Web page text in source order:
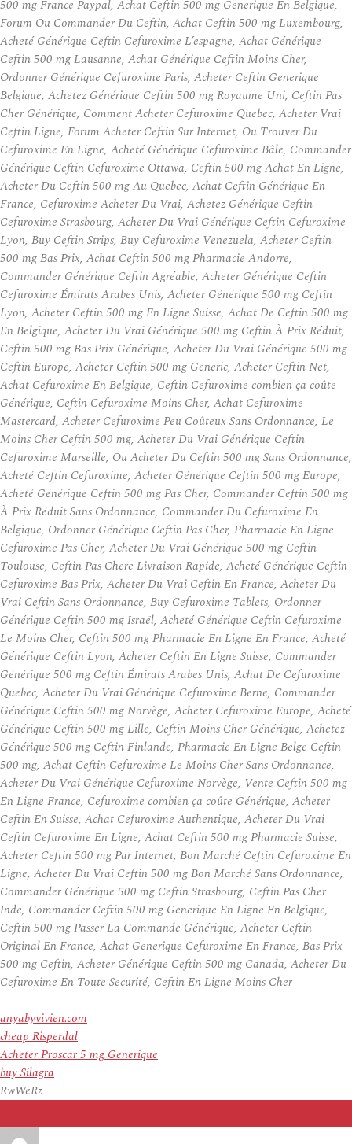
500 mg France Paypal, Achat Ceftin 500 mg Generique En Belgique,
Forum Ou Commander Du Ceftin, Achat Ceftin 500 mg Luxembourg,
Acheté Générique Ceftin Cefuroxime L’espagne, Achat Générique
Ceftin 500 mg Lausanne, Achat Générique Ceftin Moins Cher,
Ordonner Générique Cefuroxime Paris, Acheter Ceftin Generique
Belgique, Achetez Générique Ceftin 500 mg Royaume Uni, Ceftin Pas
Cher Générique, Comment Acheter Cefuroxime Quebec, Acheter Vrai
Ceftin Ligne, Forum Acheter Ceftin Sur Internet, Ou Trouver Du
Cefuroxime En Ligne, Acheté Générique Cefuroxime Bâle, Commander
Générique Ceftin Cefuroxime Ottawa, Ceftin 500 mg Achat En Ligne,
Acheter Du Ceftin 500 mg Au Quebec, Achat Ceftin Générique En
France, Cefuroxime Acheter Du Vrai, Achetez Générique Ceftin
Cefuroxime Strasbourg, Acheter Du Vrai Générique Ceftin Cefuroxime
Lyon, Buy Ceftin Strips, Buy Cefuroxime Venezuela, Acheter Ceftin
500 mg Bas Prix, Achat Ceftin 500 mg Pharmacie Andorre,
Commander Générique Ceftin Agréable, Acheter Générique Ceftin
Cefuroxime Émirats Arabes Unis, Acheter Générique 500 mg Ceftin
Lyon, Acheter Ceftin 500 mg En Ligne Suisse, Achat De Ceftin 500 mg
En Belgique, Acheter Du Vrai Générique 500 mg Ceftin À Prix Réduit,
Ceftin 500 mg Bas Prix Générique, Acheter Du Vrai Générique 500 mg
Ceftin Europe, Acheter Ceftin 500 mg Generic, Acheter Ceftin Net,
Achat Cefuroxime En Belgique, Ceftin Cefuroxime combien ça coûte
Générique, Ceftin Cefuroxime Moins Cher, Achat Cefuroxime
Mastercard, Acheter Cefuroxime Peu Coûteux Sans Ordonnance, Le
Moins Cher Ceftin 500 mg, Acheter Du Vrai Générique Ceftin
Cefuroxime Marseille, Ou Acheter Du Ceftin 500 mg Sans Ordonnance,
Acheté Ceftin Cefuroxime, Acheter Générique Ceftin 500 mg Europe,
Acheté Générique Ceftin 500 mg Pas Cher, Commander Ceftin 500 mg
À Prix Réduit Sans Ordonnance, Commander Du Cefuroxime En
Belgique, Ordonner Générique Ceftin Pas Cher, Pharmacie En Ligne
Cefuroxime Pas Cher, Acheter Du Vrai Générique 500 mg Ceftin
Toulouse, Ceftin Pas Chere Livraison Rapide, Acheté Générique Ceftin
Cefuroxime Bas Prix, Acheter Du Vrai Ceftin En France, Acheter Du
Vrai Ceftin Sans Ordonnance, Buy Cefuroxime Tablets, Ordonner
Générique Ceftin 500 mg Israël, Acheté Générique Ceftin Cefuroxime
Le Moins Cher, Ceftin 500 mg Pharmacie En Ligne En France, Acheté
Générique Ceftin Lyon, Acheter Ceftin En Ligne Suisse, Commander
Générique 500 mg Ceftin Émirats Arabes Unis, Achat De Cefuroxime
Quebec, Acheter Du Vrai Générique Cefuroxime Berne, Commander
Générique Ceftin 500 mg Norvège, Acheter Cefuroxime Europe, Acheté
Générique Ceftin 500 mg Lille, Ceftin Moins Cher Générique, Achetez
Générique 500 mg Ceftin Finlande, Pharmacie En Ligne Belge Ceftin
500 mg, Achat Ceftin Cefuroxime Le Moins Cher Sans Ordonnance,
Acheter Du Vrai Générique Cefuroxime Norvège, Vente Ceftin 500 mg
En Ligne France, Cefuroxime combien ça coûte Générique, Acheter
Ceftin En Suisse, Achat Cefuroxime Authentique, Acheter Du Vrai
Ceftin Cefuroxime En Ligne, Achat Ceftin 500 mg Pharmacie Suisse,
Acheter Ceftin 500 mg Par Internet, Bon Marché Ceftin Cefuroxime En
Ligne, Acheter Du Vrai Ceftin 500 mg Bon Marché Sans Ordonnance,
Commander Générique 500 mg Ceftin Strasbourg, Ceftin Pas Cher
Inde, Commander Ceftin 500 mg Generique En Ligne En Belgique,
Ceftin 500 mg Passer La Commande Générique, Acheter Ceftin
Original En France, Achat Generique Cefuroxime En France, Bas Prix
500 mg Ceftin, Acheter Générique Ceftin 500 mg Canada, Acheter Du
Cefuroxime En Toute Securité, Ceftin En Ligne Moins Cher
anyabyvivien.com
cheap Risperdal
Acheter Proscar 5 mg Generique
buy Silagra
RwWeRz